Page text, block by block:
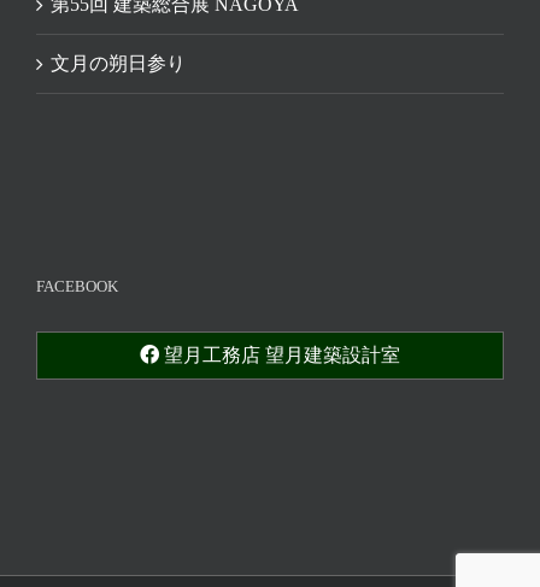
文月の朔日参り
FACEBOOK
望月工務店 望月建築設計室